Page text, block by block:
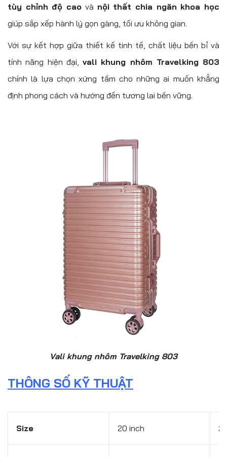
tùy chỉnh độ cao và nội thất chia ngăn khoa học
giúp sắp xếp hành lý gọn gàng, tối ưu không gian.
Với sự kết hợp giữa thiết kế tinh tế, chất liệu bền bỉ và
tính năng hiện đại, vali khung nhôm Travelking 803
chính là lựa chọn xứng tầm cho những ai muốn khẳng
định phong cách và hướng đến tương lai bền vững.
Vali khung nhôm Travelking 803
THÔNG SỐ KỸ THUẬT
Size 20 inch